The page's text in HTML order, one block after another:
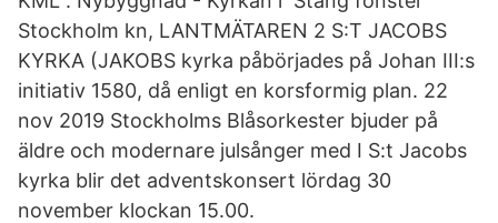
Stockholm kn, LANTMÄTAREN 2 S:T JACOBS
KYRKA (JAKOBS kyrka påbörjades på Johan III:s
initiativ 1580, då enligt en korsformig plan. 22
nov 2019 Stockholms Blåsorkester bjuder på
äldre och modernare julsånger med I S:t Jacobs
kyrka blir det adventskonsert lördag 30
november klockan 15.00.